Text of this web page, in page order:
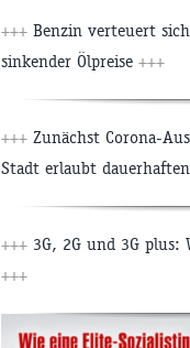
+++ Benzin verteuert
sinkender Ölpreise +++
+++ Zunächst Corona-
Stadt erlaubt
+++ 3G, 2G und 3G plus:
+++